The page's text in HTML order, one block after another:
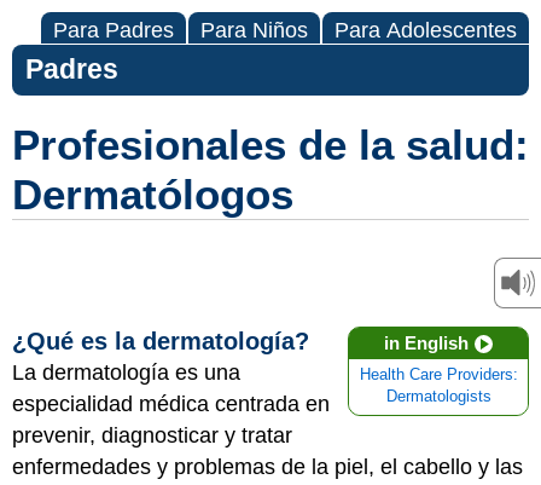
Para Padres Para Niños Para Adolescentes
Padres
Profesionales de la salud:
Dermatólogos
in English
Health Care Providers:
Dermatologists
¿Qué es la dermatología?
La dermatología es una
especialidad médica centrada en
prevenir, diagnosticar y tratar
enfermedades y problemas de la piel, el cabello y las